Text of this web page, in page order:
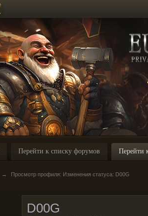
Перейти к списку форумов Перейти
→ Просмотр профиля: Изменения статуса: D00G
D00G